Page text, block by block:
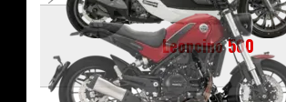
Leoncino 500